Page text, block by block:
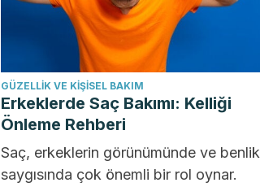
GÜZELLIK VE KIŞISEL BAKIM
Erkeklerde Saç Bakımı: Kelliği
Önleme Rehberi
Saç, erkeklerin görünümünde ve benlik
saygısında çok önemli bir rol oynar.